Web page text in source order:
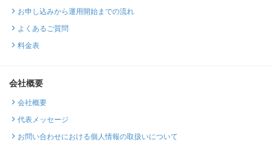
お申し込みから運用開始までの流れ
よくあるご質問
料金表
会社概要
会社概要
代表メッセージ
お問い合わせにおける個人情報の取扱いについて